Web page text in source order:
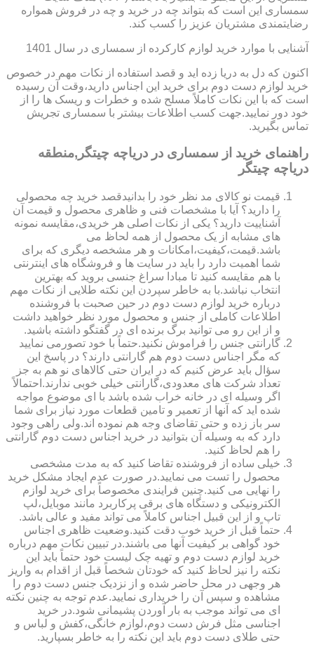
سمساری این است که بتواند چه در خرید و چه در فروش همواره
رضایتمندی مشتریان عزیز را کسب کند.
آشنایی با موارد خرید لوازم کارکرده از سمساری در سال 1401
اکنون که دل به دریا زده اید و قصد استفاده از نکات مهم در خصوص
خرید لوازم دست دوم برای خرید این اجناس دارید،وقت آن رسیده
است که با این نکات کاملاً مسلح شده و خطرات و ریسک ها را از
خود دور نمایید.جهت کسب اطلاعات بیشتر با سمساری تجریش
تماس بگیرید.
راهنمای خرید از سمساری در دریاچه چیتگر,منطقه
دریاچه چیتگر
قیمت نو کالای مد نظر خود را بدانیدقصد خرید چه محصولی
را دارید؟ آیا با مشخصات فنی و ظاهری محصول و قیمت آن
آشناییت دارید؟ یکی از نکات اصلی هر خریدی،مقایسه نمونه
های مشابه از یک محصول از همه لحاظ می
باشد.قیمت،کیفیت،امکانات و هر مشخصه دیگری که برای
شما اهمیت دارد را باید در سایت ها و فروشگاه های اینترنتی
با هم مقایسه کنید تا مبادا سراغ جنسی بروید که بهترین
انتخاب نباشد.با به خاطر سپردن این نکته طلایی از نکات مهم
درباره خرید لوازم دست دوم در حین صحبت با فروشنده
اطلاعات کاملی از جنس و محصول مورد نظر خواهید داشت
و از این رو می توانید برگ برنده ای در گفتگو داشته باشید.
گارانتی جنس را فراموش نکنید.حتماً با خود تصورمی نمایید
که مگر اجناس دست دوم هم گارانتی دارند؟ در پاسخ این
سؤال باید عرض کنیم که در ایران حتی کالاهای نو هم به جز
تعداد شرکت های معدودی،گارانتی خیلی خوبی ندارند.احتمالاً
اگر وسیله ای در خانه خراب شده باشد با ای موضوع مواجه
شده اید که آنها از تعمیر و تامین قطعات مورد نیاز برای شما
سر باز زده و حتی تقاضای وجه هم نموده اند.ولی راهی وجود
دارد که به وسیله آن بتوانید در خرید اجناس دست دوم گارانتی
را هم لحاظ کنید.
خیلی ساده از فروشنده تقاضا کنید که به مدت مشخصی
محصول را تست می نمایید.در صورت عدم ایجاد مشکل خرید
را نهایی می کنید.چنین فرایندی مخصوصاً برای خرید لوازم
الکترونیکی و دستگاه های برقی پرکاربرد مانند موبایل،لپ
تاپ و از این قبیل اجناس کاملاً می تواند مفید و عالی باشد.
حتماً قبل از خرید خوب دقت کنید.وضعیت ظاهری اجناس
خود گواهی بر کیفیت آنها می باشند.در تبیین نکات مهم درباره
خرید لوازم دست دوم و تهیه چک لیست خود حتماً باید این
نکته را نیز لحاظ کنید که خودتان شخصاً قبل از اقدام به واریز
هر وجهی در محل حاضر شده و از نزدیک جنس دست دوم را
مشاهده و سپس آن را خریداری نمایید.عدم توجه به چنین نکته
ای می تواند موجب به بار آوردن پشیمانی شود.در خرید
اجناسی مثل فرش دست دوم،لوازم خانگی،کفش و لباس و
حتی طلای دست دوم باید این نکته را به خاطر بسپارید.